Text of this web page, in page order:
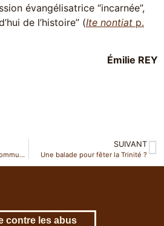
évangélisatrice “incarnée”,
de l’histoire” (Ite nontiat p.
Émilie REY
Le modèle des premières communautés chrétiennes
SUIVANT
Une balade pour fêter la Trinité ?
contre les abus